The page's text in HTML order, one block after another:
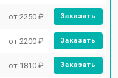
от 2250 ₽ Заказать
от 2200 ₽ Заказать
от 1810 ₽ Заказать